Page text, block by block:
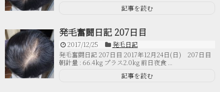
記事を読む
発毛奮闘日記 207日目
2017/12/25
発毛日記
発毛奮闘日記 207日目 2017年12月24日(日) 207日目
朝計量 : 66.4kg プラス2.0kg 前日夜食 ...
記事を読む